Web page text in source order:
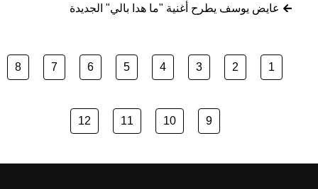
عايض يوسف يطرح أغنية "ما هدا بالي" الجديدة
1
2
3
4
5
6
7
8
9
10
11
12